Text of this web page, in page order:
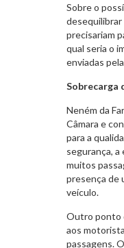
Sobre o
precisariam
qual seria o
enviadas
Sobrecarga
Neném da
Câmara e
para a
segurança,
muitos
presença de
veículo.
Outro ponto
aos
passagens.